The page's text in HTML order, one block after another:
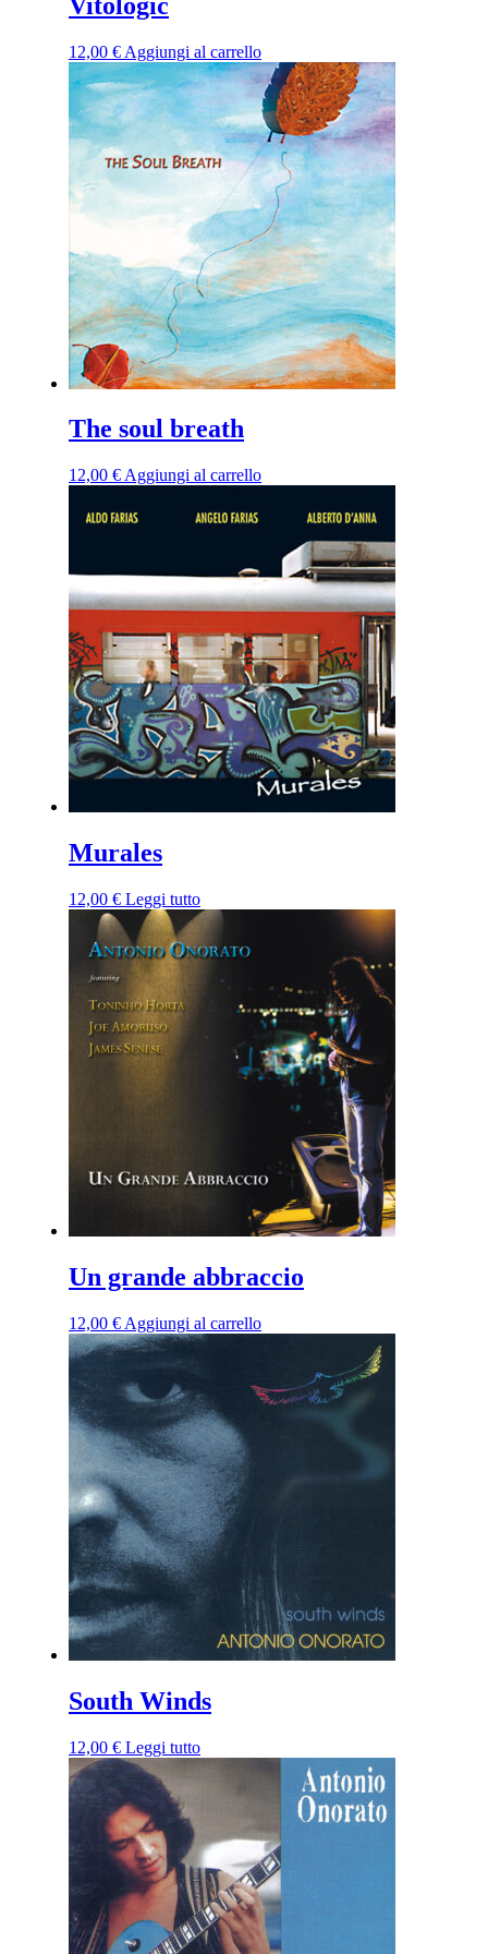
12,00 € Aggiungi al carrello
The soul breath
12,00 € Aggiungi al carrello
Murales
12,00 € Leggi tutto
Un grande abbraccio
12,00 € Aggiungi al carrello
South Winds
12,00 € Leggi tutto